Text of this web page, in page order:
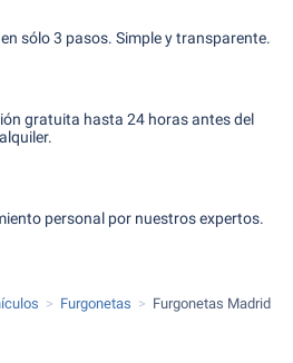
sólo 3 pasos. Simple y transparente.
gratuita hasta 24 horas antes del
personal por nuestros expertos.
Furgonetas Furgonetas Madrid